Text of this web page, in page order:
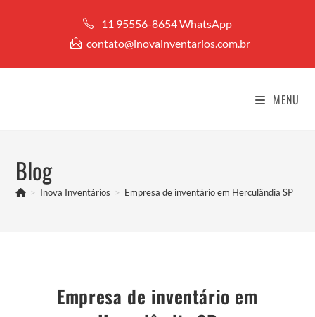
11 95556-8654 WhatsApp
contato@inovainventarios.com.br
MENU
Blog
> Inova Inventários > Empresa de inventário em Herculândia SP
Empresa de inventário em